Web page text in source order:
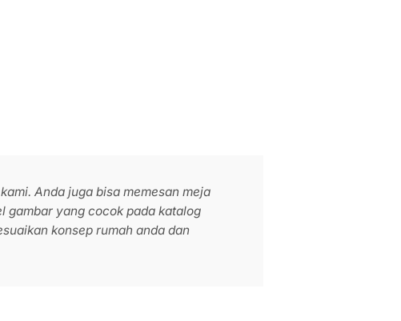
Anda juga bisa memesan meja
gambar yang cocok pada katalog
konsep rumah anda dan